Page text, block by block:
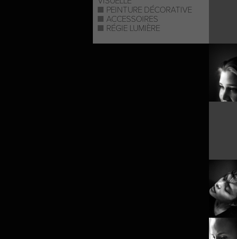
PEINTURE DÉCORATIVE
ACCESSOIRES
RÉGIE LUMIÈRE